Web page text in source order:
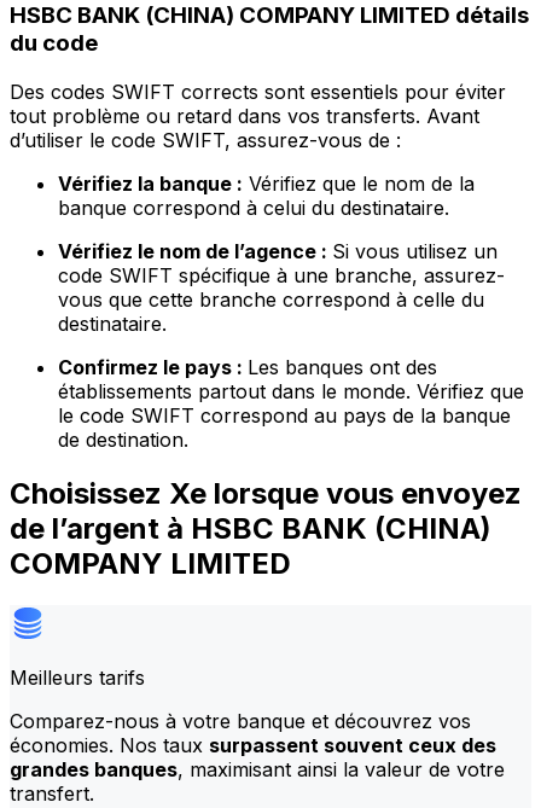
HSBC BANK (CHINA) COMPANY LIMITED détails
du code
Des codes SWIFT corrects sont essentiels pour éviter
tout problème ou retard dans vos transferts. Avant
d’utiliser le code SWIFT, assurez-vous de :
Vérifiez la banque : Vérifiez que le nom de la
banque correspond à celui du destinataire.
Vérifiez le nom de l’agence : Si vous utilisez un
code SWIFT spécifique à une branche, assurez-
vous que cette branche correspond à celle du
destinataire.
Confirmez le pays : Les banques ont des
établissements partout dans le monde. Vérifiez que
le code SWIFT correspond au pays de la banque
de destination.
Choisissez Xe lorsque vous envoyez
de l’argent à HSBC BANK (CHINA)
COMPANY LIMITED
Meilleurs tarifs
Comparez-nous à votre banque et découvrez vos
économies. Nos taux surpassent souvent ceux des
grandes banques, maximisant ainsi la valeur de votre
transfert.